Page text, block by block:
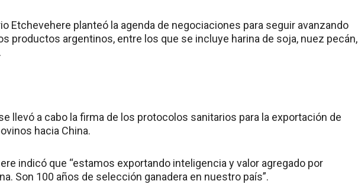
Etchevehere planteó la agenda de negociaciones para seguir avanzando
productos argentinos, entre los que se incluye harina de soja, nuez pecán,
llevó a cabo la firma de los protocolos sanitarios para la exportación de
hacia China.
indicó que “estamos exportando inteligencia y valor agregado por
Son 100 años de selección ganadera en nuestro país”.